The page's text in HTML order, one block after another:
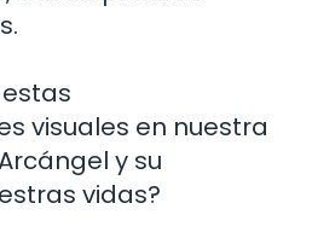
visuales en nuestra
y su
vidas?